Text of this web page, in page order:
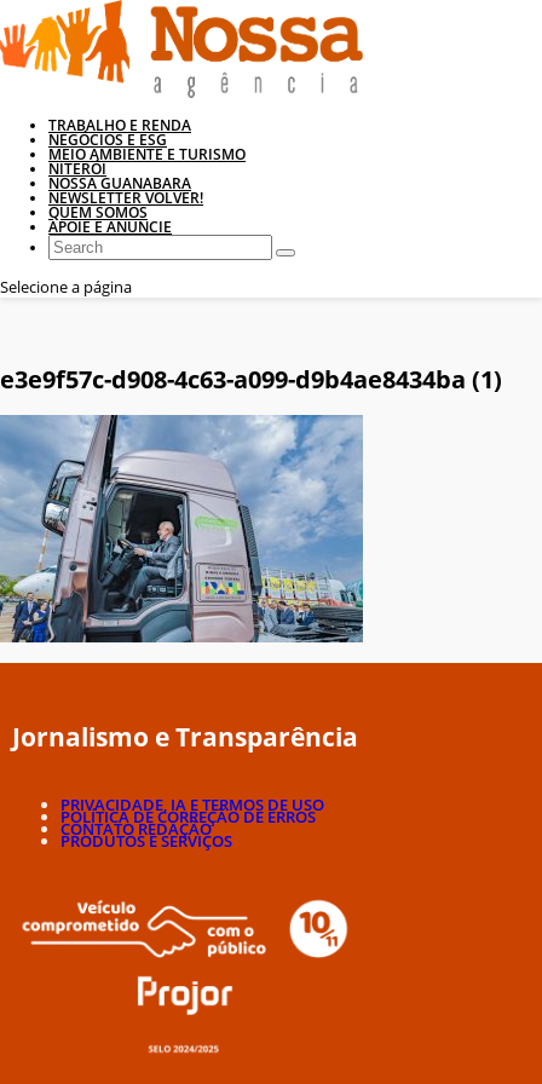
TRABALHO E RENDA
NEGÓCIOS E ESG
MEIO AMBIENTE E TURISMO
NITERÓI
NOSSA GUANABARA
NEWSLETTER VOLVER!
QUEM SOMOS
APOIE E ANUNCIE
Selecione a página
e3e9f57c-d908-4c63-a099-d9b4ae8434ba (1)
Jornalismo e Transparência
PRIVACIDADE, IA E TERMOS DE USO
POLÍTICA DE CORREÇÃO DE ERROS
CONTATO REDAÇÃO
PRODUTOS E SERVIÇOS